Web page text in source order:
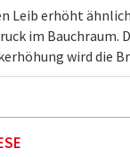
Leib erhöht
im Bauchraum.
wird die